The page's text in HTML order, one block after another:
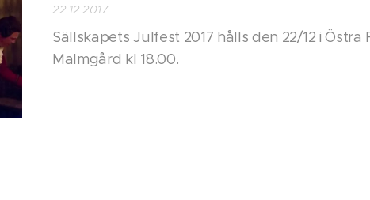
22.12.2017
Sällskapets Julfest 2017 hålls den 22/12 i Östra
Malmgård kl 18.00.